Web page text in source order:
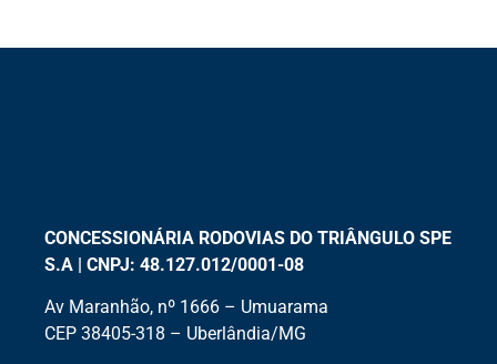
CONCESSIONÁRIA RODOVIAS DO TRIÂNGULO SPE
S.A | CNPJ: 48.127.012/0001-08
Av Maranhão, nº 1666 – Umuarama
CEP 38405-318 – Uberlândia/MG